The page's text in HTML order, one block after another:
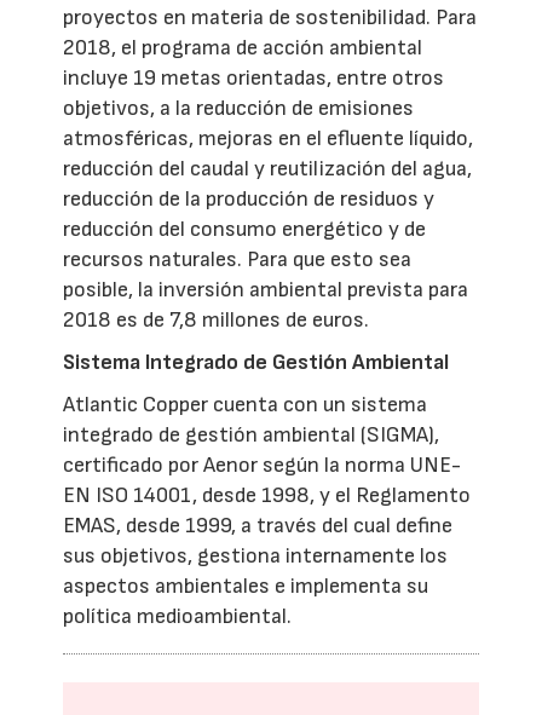
proyectos en materia de sostenibilidad. Para
2018, el programa de acción ambiental
incluye 19 metas orientadas, entre otros
objetivos, a la reducción de emisiones
atmosféricas, mejoras en el efluente líquido,
reducción del caudal y reutilización del agua,
reducción de la producción de residuos y
reducción del consumo energético y de
recursos naturales. Para que esto sea
posible, la inversión ambiental prevista para
2018 es de 7,8 millones de euros.
Sistema Integrado de Gestión Ambiental
Atlantic Copper cuenta con un sistema
integrado de gestión ambiental (SIGMA),
certificado por Aenor según la norma UNE-
EN ISO 14001, desde 1998, y el Reglamento
EMAS, desde 1999, a través del cual define
sus objetivos, gestiona internamente los
aspectos ambientales e implementa su
política medioambiental.